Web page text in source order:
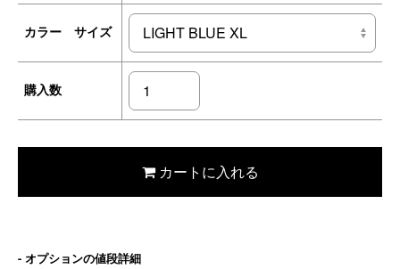
カラー サイズ
購入数
カートに入れる
オプションの値段詳細